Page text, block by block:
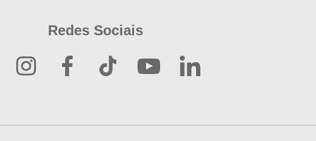
Redes Sociais